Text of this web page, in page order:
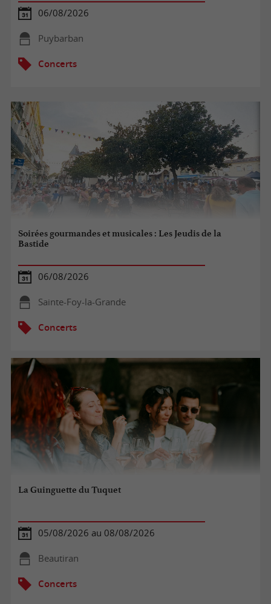
06/08/2026
Puybarban
Concerts
Soirées gourmandes et musicales : Les Jeudis de la
Bastide
06/08/2026
Sainte-Foy-la-Grande
Concerts
La Guinguette du Tuquet
05/08/2026 au 08/08/2026
Beautiran
Concerts